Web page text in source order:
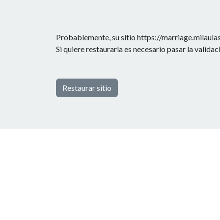
Probablemente, su sitio https://
Si quiere restaurarla es necesario pasar la
Restaurar sitio